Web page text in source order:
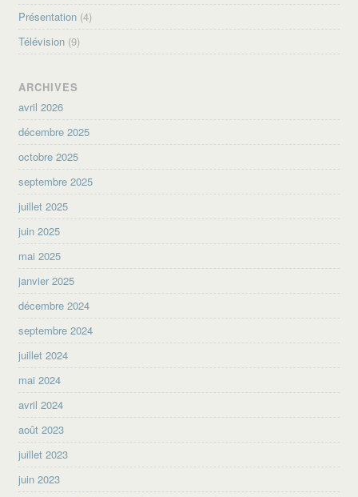
Présentation (4)
Télévision (9)
ARCHIVES
avril 2026
décembre 2025
octobre 2025
septembre 2025
juillet 2025
juin 2025
mai 2025
janvier 2025
décembre 2024
septembre 2024
juillet 2024
mai 2024
avril 2024
août 2023
juillet 2023
juin 2023